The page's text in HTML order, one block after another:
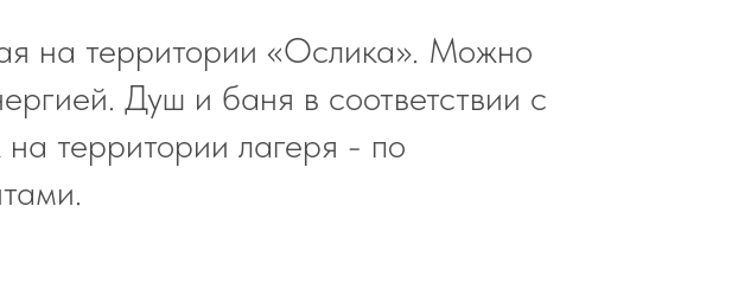
на территории «Ослика». Можно
Душ и баня в соответствии с
территории лагеря - по